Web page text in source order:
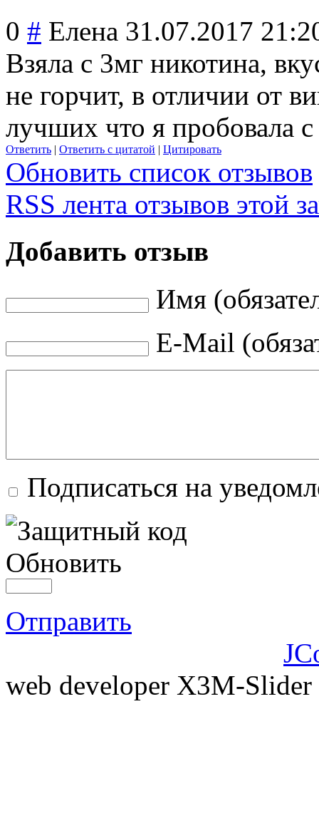
0 # Елена 31.07.2017
Взяла с 3мг никотина,
не горчит, в отличии от
лучших что я пробовала с
Ответить | Ответить с цитатой | Цитировать
Обновить список отзывов
RSS лента отзывов этой
Добавить отзыв
Имя
E-Mail
Подписаться на
Обновить
Отправить
web developer X3M-Slider